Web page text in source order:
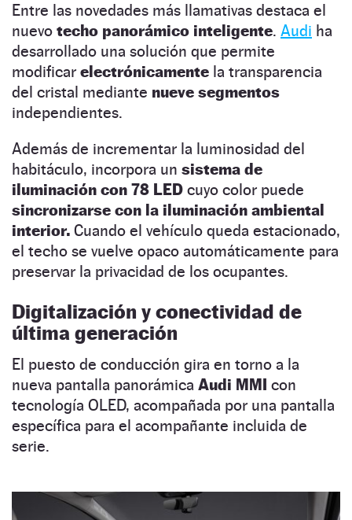
Entre las novedades más llamativas destaca el
nuevo techo panorámico inteligente. Audi ha
desarrollado una solución que permite
modificar electrónicamente la transparencia
del cristal mediante nueve segmentos
independientes.
Además de incrementar la luminosidad del
habitáculo, incorpora un sistema de
iluminación con 78 LED cuyo color puede
sincronizarse con la iluminación ambiental
interior. Cuando el vehículo queda estacionado,
el techo se vuelve opaco automáticamente para
preservar la privacidad de los ocupantes.
Digitalización y conectividad de
última generación
El puesto de conducción gira en torno a la
nueva pantalla panorámica Audi MMI con
tecnología OLED, acompañada por una pantalla
específica para el acompañante incluida de
serie.